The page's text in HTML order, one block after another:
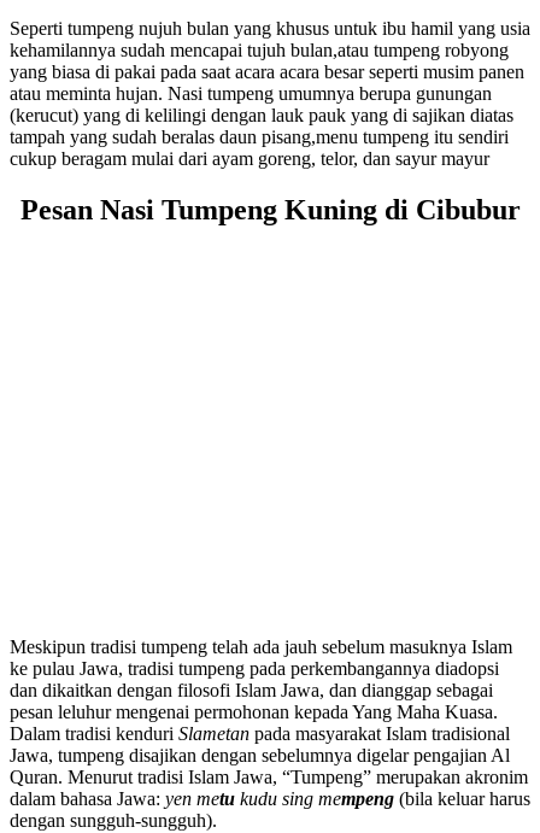
Seperti tumpeng nujuh bulan yang khusus untuk ibu hamil yang usia
kehamilannya sudah mencapai tujuh bulan,atau tumpeng robyong
yang biasa di pakai pada saat acara acara besar seperti musim panen
atau meminta hujan. Nasi tumpeng umumnya berupa gunungan
(kerucut) yang di kelilingi dengan lauk pauk yang di sajikan diatas
tampah yang sudah beralas daun pisang,menu tumpeng itu sendiri
cukup beragam mulai dari ayam goreng, telor, dan sayur mayur
Pesan Nasi Tumpeng Kuning di Cibubur
Meskipun tradisi tumpeng telah ada jauh sebelum masuknya Islam
ke pulau Jawa, tradisi tumpeng pada perkembangannya diadopsi
dan dikaitkan dengan filosofi Islam Jawa, dan dianggap sebagai
pesan leluhur mengenai permohonan kepada Yang Maha Kuasa.
Dalam tradisi kenduri Slametan pada masyarakat Islam tradisional
Jawa, tumpeng disajikan dengan sebelumnya digelar pengajian Al
Quran. Menurut tradisi Islam Jawa, “Tumpeng” merupakan akronim
dalam bahasa Jawa: yen metu kudu sing mempeng (bila keluar harus
dengan sungguh-sungguh).